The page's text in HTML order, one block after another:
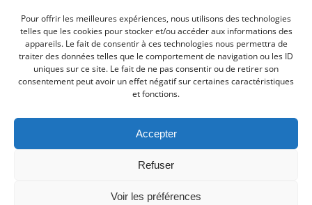
Pour offrir les meilleures expériences, nous utilisons des technologies
telles que les cookies pour stocker et/ou accéder aux informations des
appareils. Le fait de consentir à ces technologies nous permettra de
traiter des données telles que le comportement de navigation ou les ID
uniques sur ce site. Le fait de ne pas consentir ou de retirer son
consentement peut avoir un effet négatif sur certaines caractéristiques
et fonctions.
Accepter
Refuser
Voir les préférences
L'intercommunalité
Intramuros
Suivez-nous sur Facebook
Site